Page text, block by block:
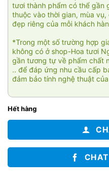
tươi thành phẩm có thể gần
thuộc vào thời gian, mùa
đẹp riêng của mỗi khách
*Trong một số trường hợp
không có ở shop-Hoa tươi
gần tương tự về phẩm chất
.. để đáp ứng nhu cầu cấp
đảm bảo tính nghệ thuật
Hết hàng